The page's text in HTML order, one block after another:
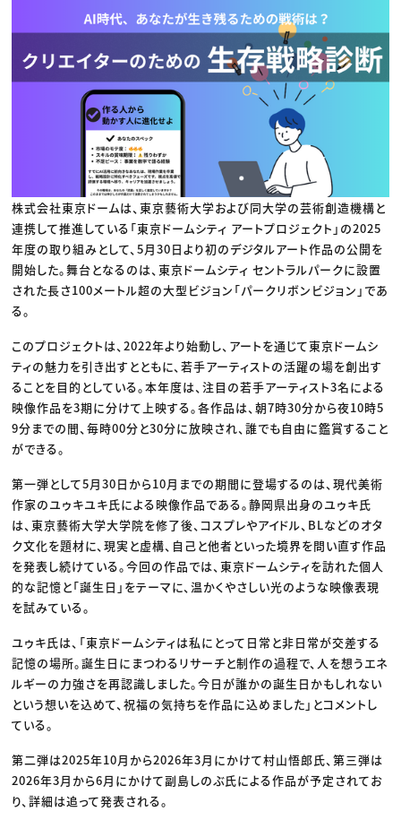
CREATIVE VILLAGEからのお知らせ
プロフェッショナル×つながる×メディア
株式会社東京ドームは、東京藝術大学および同大学の芸術創造機構と
連携して推進している「東京ドームシティ アートプロジェクト」の2025
年度の取り組みとして、5月30日より初のデジタルアート作品の公開を
開始した。舞台となるのは、東京ドームシティ セントラルパークに設置
された長さ100メートル超の大型ビジョン「パークリボンビジョン」であ
る。
このプロジェクトは、2022年より始動し、アートを通じて東京ドームシ
ティの魅力を引き出すとともに、若手アーティストの活躍の場を創出す
ることを目的としている。本年度は、注目の若手アーティスト3名による
映像作品を3期に分けて上映する。各作品は、朝7時30分から夜10時5
9分までの間、毎時00分と30分に放映され、誰でも自由に鑑賞すること
ができる。
第一弾として5月30日から10月までの期間に登場するのは、現代美術
作家のユゥキユキ氏による映像作品である。静岡県出身のユゥキ氏
は、東京藝術大学大学院を修了後、コスプレやアイドル、BLなどのオタ
ク文化を題材に、現実と虚構、自己と他者といった境界を問い直す作品
を発表し続けている。今回の作品では、東京ドームシティを訪れた個人
的な記憶と「誕生日」をテーマに、温かくやさしい光のような映像表現
を試みている。
ユゥキ氏は、「東京ドームシティは私にとって日常と非日常が交差する
記憶の場所。誕生日にまつわるリサーチと制作の過程で、人を想うエネ
ルギーの力強さを再認識しました。今日が誰かの誕生日かもしれない
という想いを込めて、祝福の気持ちを作品に込めました」とコメントし
ている。
第二弾は2025年10月から2026年3月にかけて村山悟郎氏、第三弾は
2026年3月から6月にかけて副島しのぶ氏による作品が予定されてお
り、詳細は追って発表される。